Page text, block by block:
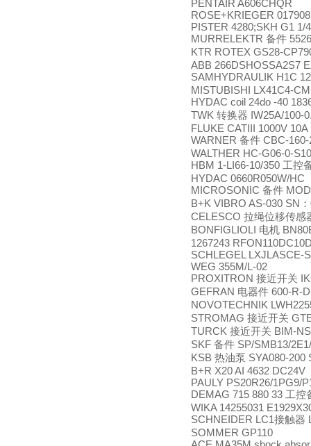
PENTAIR A606CHQR
ROSE+KRIEGER
PISTER 4280;SKH G1 1/
MURRELEKTR 备件
KTR ROTEX GS28-
ABB 266DSHOSSA2S7
SAMHYDRAULIK H1C
MISTUBISHI LX41C4-CM
HYDAC coil 24do -40
TWK 转换器 IW25A/100-
FLUKE CATIII 1000V 10A
WARNER 备件 CBC-160-
WALTHER HC-G06-0-
HBM 1-LI66-10/350 工控
HYDAC 0660R050W/HC
MICROSONIC 备件
B+K VIBRO AS-030 SN ：
CELESCO 拉绳位移传感
BONFIGLIOLI 电机
1267243
SCHLEGEL LXJLASCE-
WEG 355M/L-02
PROXITRON 接近开关
GEFRAN 电器件 600-R-
NOVOTECHNIK
STROMAG 接近开关
TURCK 接近开关 BIM-
SKF 备件 SP/SMB13/
KSB 热油泵 SYA080-200
B+R X20 AI 4632 DC24V
PAULY PS20R26/1PG9/
DEMAG 715 880 33 工控
WIKA 14255031
SCHNEIDER LC1接触器
SOMMER GP110